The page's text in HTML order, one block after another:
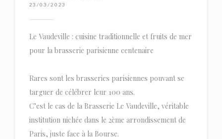
23/03/2023
Le Vaudeville : cuisine traditionnelle et fruits de mer
pour la brasserie parisienne centenaire
Rares sont les brasseries parisiennes pouvant se
targuer de célébrer leur 100 ans.
C’est le cas de la Brasserie Le Vaudeville, véritable
institution nichée dans le 2ème arrondissement de
Paris, juste face à la Bourse.